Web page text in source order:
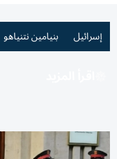
إسرائيل بنيامين نتنياهو